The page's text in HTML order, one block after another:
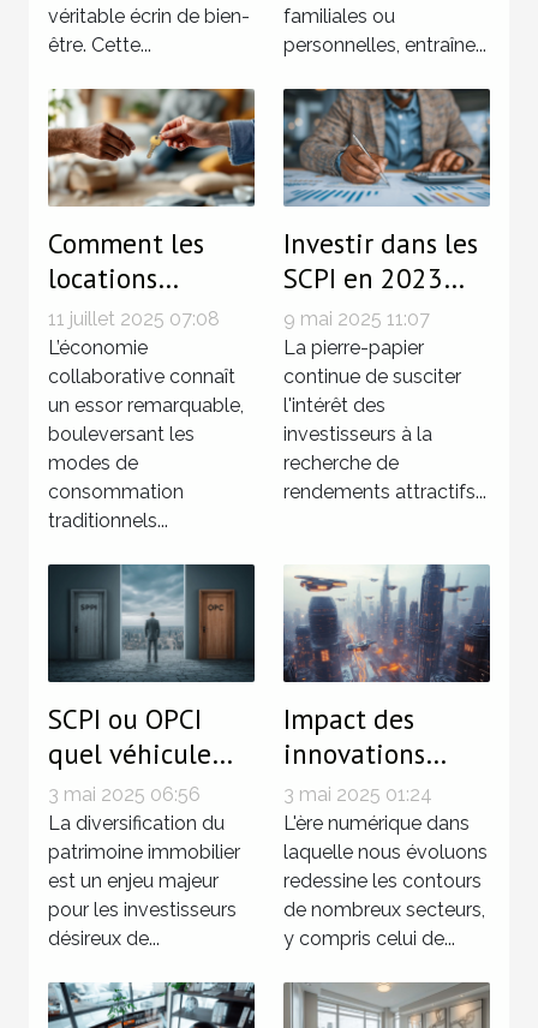
véritable écrin de bien-
être. Cette...
familiales ou
personnelles, entraîne...
Comment les
locations
directes entre
particuliers
facilitent les
économies ?
11 juillet 2025 07:08
L’économie
collaborative connaît
un essor remarquable,
bouleversant les
modes de
consommation
traditionnels...
Investir dans les
SCPI en 2023
perspectives et
conseils pour
maximiser vos
rendements
9 mai 2025 11:07
La pierre-papier
continue de susciter
l'intérêt des
investisseurs à la
recherche de
rendements attractifs...
SCPI ou OPCI
quel véhicule
d'investissement
choisir pour
diversifier son
patrimoine
immobilier
3 mai 2025 06:56
La diversification du
patrimoine immobilier
est un enjeu majeur
pour les investisseurs
désireux de...
Impact des
innovations
technologiques
sur le marché
immobilier
3 mai 2025 01:24
L'ère numérique dans
laquelle nous évoluons
redessine les contours
de nombreux secteurs,
y compris celui de...